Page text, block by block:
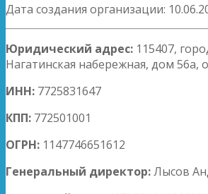
Дата создания организации:
Юридический адрес: 115407,
Нагатинская набережная, дом 56а,
ИНН: 7725831647
КПП: 772501001
ОГРН: 1147746651612
Генеральный директор:Лысов